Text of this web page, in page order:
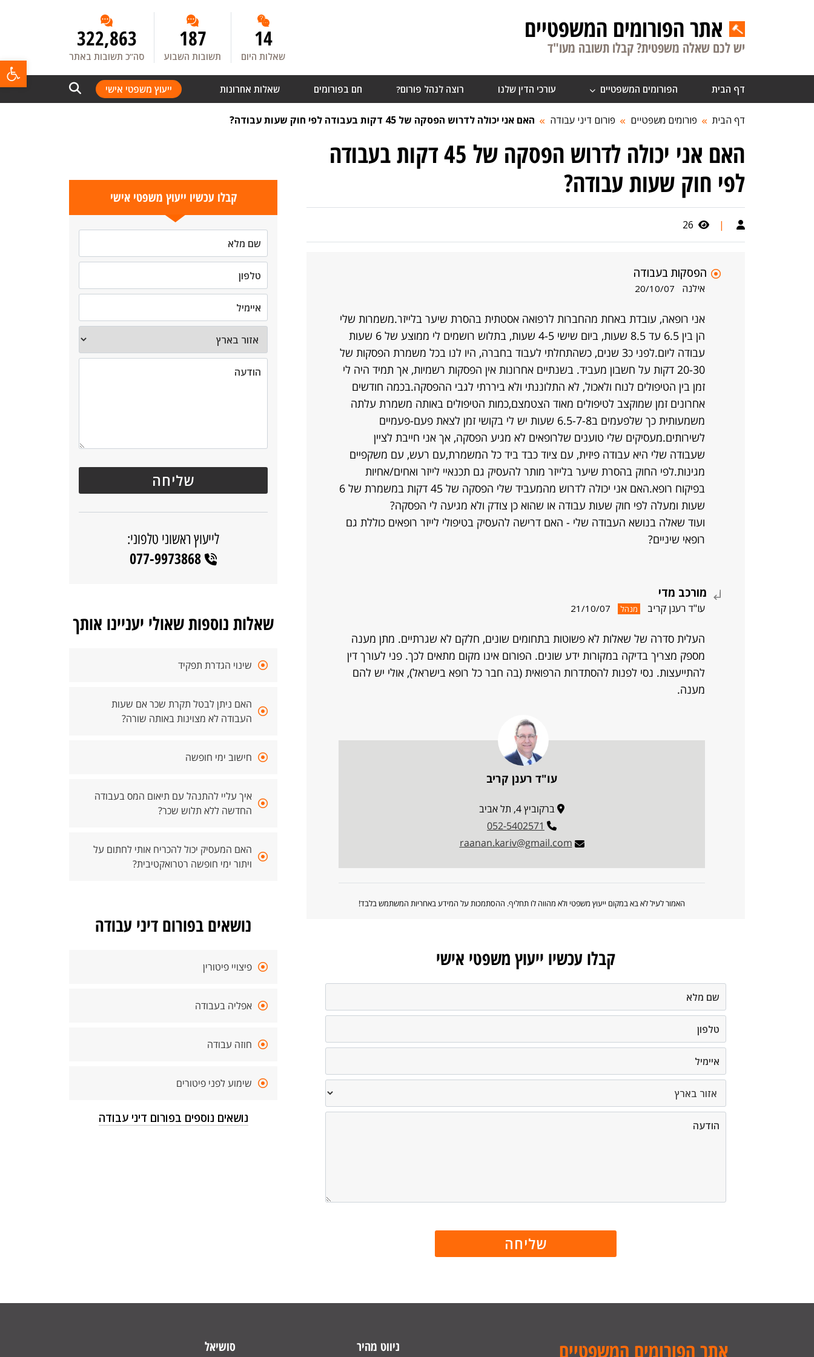
אתר הפורומים המשפטיים
יש לכם שאלה משפטית? קבלו תשובה מעו"ד 14
שאלות היום
187
תשובות השבוע
322,863
סה”כ תשובות באתר
דף הבית הפורומים המשפטיים עורכי הדין שלנו רוצה לנהל פורום? חם בפורומים שאלות אחרונות ייעוץ משפטי אישי
דף הבית פורומים משפטיים פורום דיני עבודה האם אני יכולה לדרוש הפסקה של 45 דקות בעבודה לפי חוק שעות עבודה?
האם אני יכולה לדרוש הפסקה של 45 דקות בעבודה
לפי חוק שעות עבודה?
|
26
הפסקות בעבודה
אילנה 20/10/07
אני רופאה, עובדת באחת מהחברות לרפואה אסטתית בהסרת שיער בלייזר.משמרות שלי
הן בין 6.5 עד 8.5 שעות, ביום שישי 4-5 שעות, בתלוש רושמים לי ממוצע של 6 שעות
עבודה ליום.לפני כ3 שנים, כשהתחלתי לעבוד בחברה, היו לנו בכל משמרת הפסקות של
20-30 דקות על חשבון מעביד. בשנתיים אחרונות אין הפסקות רשמיות, אך תמיד היה לי
זמן בין הטיפולים לנוח ולאכול, לא התלוננתי ולא ביררתי לגבי ההפסקה.בכמה חודשים
אחרונים זמן שמוקצב לטיפולים מאוד הצטמצם,כמות הטיפולים באותה משמרת עלתה
משמעותית כך שלפעמים ב6.5-7-8 שעות יש לי בקושי זמן לצאת פעם-פעמיים
לשירותים.מעסיקים שלי טוענים שלרופאים לא מגיע הפסקה, אך אני חייבת לציין
שעבודה שלי היא עבודה פיזית, עם ציוד כבד ביד כל המשמרת,עם רעש, עם משקפיים
מגינות.לפי החוק בהסרת שיער בלייזר מותר להעסיק גם תכנאיי לייזר ואחים/אחיות
בפיקוח רופא.האם אני יכולה לדרוש מהמעביד שלי הפסקה של 45 דקות במשמרת של 6
שעות ומעלה לפי חוק שעות עבודה או שהוא כן צודק ולא מגיעה לי הפסקה?
ועוד שאלה בנושא העבודה שלי - האם דרישה להעסיק בטיפולי לייזר רופאים כוללת גם
רופאי שיניים?
מורכב מדי
עו"ד רענן קריב מנהל 21/10/07
העלית סדרה של שאלות לא פשוטות בתחומים שונים, חלקם לא שגרתיים. מתן מענה
מספק מצריך בדיקה במקורות ידע שונים. הפורום אינו מקום מתאים לכך. פני לעורך דין
להתייעצות. נסי לפנות להסתדרות הרפואית (בה חבר כל רופא בישראל), אולי יש להם
מענה.
עו"ד רענן קריב
ברקוביץ 4, תל אביב
052-5402571
raanan.kariv@gmail.com
האמור לעיל לא בא במקום ייעוץ משפטי ולא מהווה לו תחליף. ההסתמכות על המידע באחריות המשתמש בלבד!
קבלו עכשיו ייעוץ משפטי אישי
קבלו עכשיו ייעוץ משפטי אישי
לייעוץ ראשוני טלפוני:
077-9973868
שאלות נוספות שאולי יעניינו אותך
שינוי הגדרת תפקיד
האם ניתן לבטל תקרת שכר אם שעות
העבודה לא מצוינות באותה שורה?
חישוב ימי חופשה
איך עליי להתנהל עם תיאום המס בעבודה
החדשה ללא תלוש שכר?
האם המעסיק יכול להכריח אותי לחתום על
ויתור ימי חופשה רטרואקטיבית?
נושאים בפורום דיני עבודה
פיצויי פיטורין
אפליה בעבודה
חוזה עבודה
שימוע לפני פיטורים
נושאים נוספים בפורום דיני עבודה
אתר הפורומים המשפטיים ניווט מהיר סושיאל